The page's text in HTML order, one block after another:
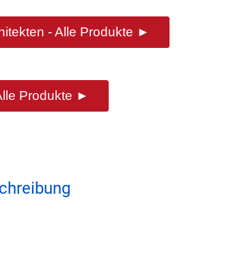
- Alle Produkte ►
Produkte ►